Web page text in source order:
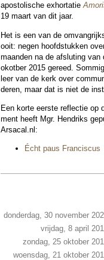
apos­to­lische exhor­ta­tie
19 maart van dit jaar.
Het is een van de
ooit: negen hoofd­stukken
maan­den na de afslu­ting
okotber 2015 gereed.
leer van de kerk over
de­ren, maar dat is niet de
Een korte eerste re­flec­tie op
ment heeft Mgr. Hendriks
Arsacal.nl:
Écht paus Fran­cis­cus
donderdag, 30 november
vrijdag, 8 april
zondag, 25 oktober
woensdag, 21 oktober